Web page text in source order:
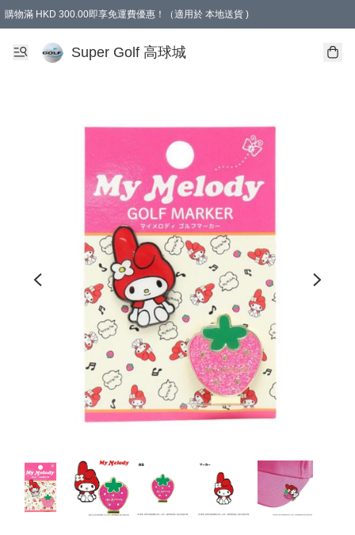
購物滿 HKD 300.00即享免運費優惠！（適用於 本地送貨 )
Super Golf 高球城